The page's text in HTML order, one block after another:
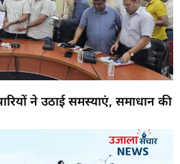
ने उठाई समस्याएं, समाधान की